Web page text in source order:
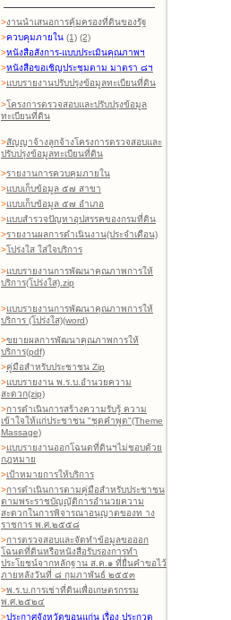
>งานนำเสนอการคุ้มครองที่ดินของรัฐ
>ควบคุมภายใน (1) (2)
>หนังสือสังการ-แบบประเมินคุณภาพฯ
>หนังสือขอเชิญประชุมตาม มาตรา ๘ฯ
>แบบรายงานปรับปรุงข้อมูลทะเบียนที่ดิน
>โครงการตรวจสอบและปรับปรุงข้อมูล
ทะเบียนที่ดิน
>สัญญาจ้างลูกจ้างโครงการตรวจสอบและ
ปรับปรุงข้อมูลทะเบียนที่ดิน
>รายงานการควบคุมภายใน
>แบบเก็บข้อมูล ๕๗ สาขา
>แบบเก็บข้อมูล ๕๗ อำเภอ
>แบบสำรวจปัญหาอุปสรรคของกรมที่ดิน
>รายงานผลการดำเนินงาน(ประจำเดือน)
>โปร่งใส ใส่ใจบริการ
>แบบรายงานการพัฒนาคุณภาพการให้
บริการ(โปร่งใส).zip
>แบบรายงานการพัฒนาคุณภาพการให้
บริการ (โปร่งใส)(word)
>ขยายผลการพัฒนาคุณภาพการให้
บริการ(pdf)
>คู่มือสำหรับประชาชน Zip
>แบบรายงาน พ.ร.บ.อำนวยความ
สะดวก(zip)
>การดำเนินการสร้างความรับรู้ ความ
เข้าใจให้แก่ประชาชน "ชุดคำพูด"(Theme
Massage)
>แบบรายงานออกโฉนดที่ดินฯไม่ชอบด้วย
กฎหมาย
>เป้าหมายการให้บริการ
>การดำเนินการตามคู่มือสำหรับประชาชน
ตามพระราชบัญญัติการอำนวยความ
สะดวกในการพิจารณาอนุญาตของท าง
ราชการ พ.ศ.๒๕๕๘
>การตรวจสอบและจัดทำข้อมูลขอออก
โฉนดที่ดินหรือหนังสือรับรองการทำ
ประโยชน์จากหลักฐาน ส.ค.๑ ที่ยื่นคำขอไว้
ภายหลังวันที่ ๘ กุมภาพันธ์ ๒๕๕๓
>พ.ร.บ.การเช่าที่ดินเพื่อเกษตรกรรม
พ.ศ.๒๕๒๔
>ประกาศจังหวัดขอนแก่น เรื่อง ประกวด